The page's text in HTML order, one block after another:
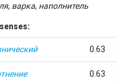
, варка, наполнитель
0.63
0.63